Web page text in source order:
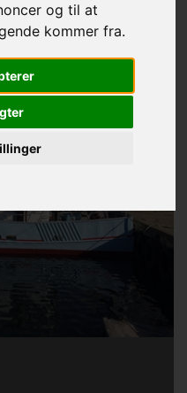
og til at
kommer fra.